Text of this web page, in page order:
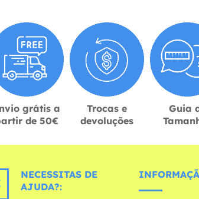
grátis a
de 50€
Trocas e
devoluções
Guia
NECESSITAS DE
AJUDA?: